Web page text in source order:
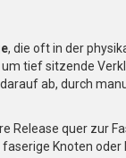
, die oft in der
tief sitzende
ab, durch
Release quer zur
Knoten oder